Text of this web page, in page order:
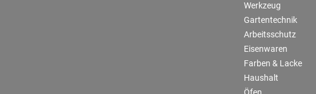
Werkzeug
Gartentechnik
Arbeitsschutz
Eisenwaren
Farben & Lacke
Haushalt